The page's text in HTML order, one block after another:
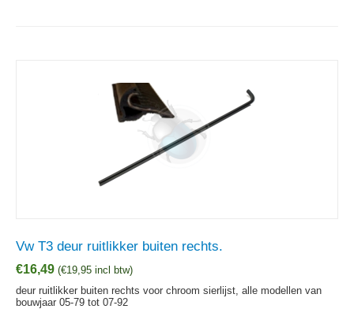
Vw T3 deur ruitlikker buiten rechts.
€16,49 (€19,95 incl btw)
deur ruitlikker buiten rechts voor chroom sierlijst, alle modellen van
bouwjaar 05-79 tot 07-92